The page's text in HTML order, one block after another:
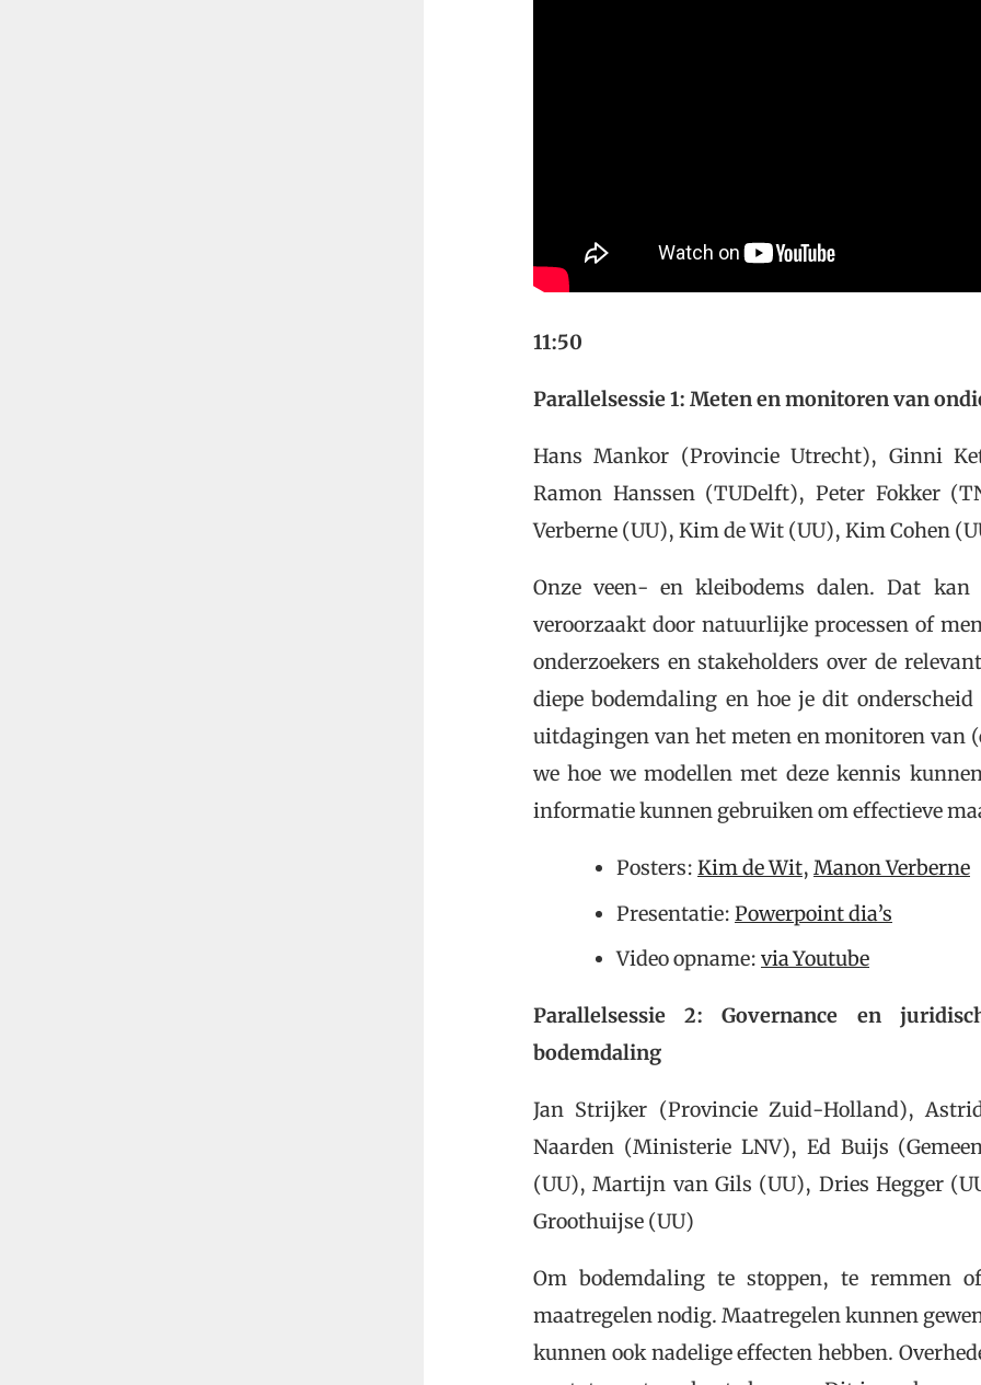
11:50
Parallelsessie 1: Meten en monitoren van
Hans Mankor (Provincie Utrecht), Ginni
Ramon Hanssen (TUDelft), Peter Fokker
Verberne (UU), Kim de Wit (UU), Kim Cohen
Onze veen- en kleibodems dalen. Dat
veroorzaakt door natuurlijke processen of
onderzoekers en stakeholders over de
diepe bodemdaling en hoe je dit
uitdagingen van het meten en monitoren van
we hoe we modellen met deze kennis
informatie kunnen gebruiken om effectieve
Posters: Kim de Wit, Manon Verberne
Presentatie: Powerpoint dia’s
Video opname: via Youtube
Parallelsessie 2: Governance en
bodemdaling
Jan Strijker (Provincie Zuid-Holland),
Naarden (Ministerie LNV), Ed Buijs
(UU), Martijn van Gils (UU), Dries Hegger
Groothuijse (UU)
Om bodemdaling te stoppen, te remmen
maatregelen nodig. Maatregelen kunnen
kunnen ook nadelige effecten hebben.